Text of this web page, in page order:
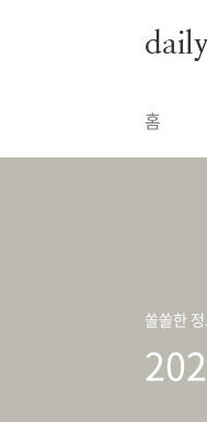
홈
쏠쏠한